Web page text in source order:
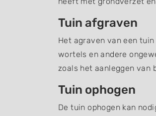
Tuin afgraven
Het agraven van een
wortels en andere
zoals het aanleggen van
Tuin ophogen
De tuin ophogen kan